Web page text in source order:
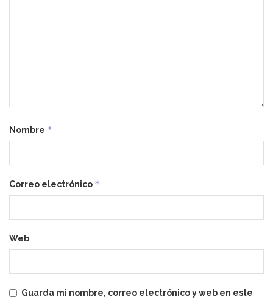
Nombre *
Correo electrónico *
Web
Guarda mi nombre, correo electrónico y web en este